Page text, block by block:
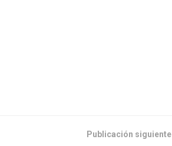
Publicación siguiente